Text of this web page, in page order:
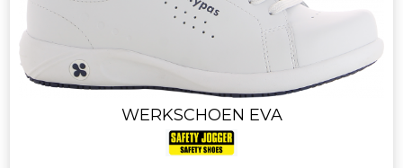
WERKSCHOEN EVA